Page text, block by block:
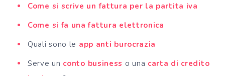
Come si scrive un fattura per la partita iva
Come si fa una fattura elettronica
Quali sono le app anti burocrazia
Serve un conto business o una carta di credito